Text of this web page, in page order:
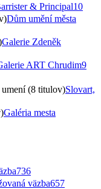
& Principal10
Dům umění města
Galerie Zdeněk
ART Chrudim9
(8 titulov)Slovart,
Galéria mesta
736
väzba657